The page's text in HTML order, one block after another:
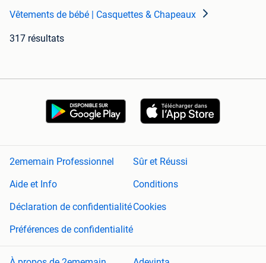
Vêtements de bébé | Casquettes & Chapeaux
317 résultats
2ememain Professionnel
Sûr et Réussi
Aide et Info
Conditions
Déclaration de confidentialitéCookies
Préférences de confidentialité